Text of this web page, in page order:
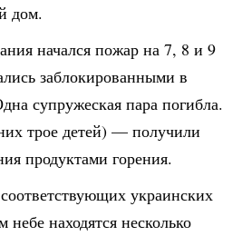
дом.
начался пожар на 7, 8 и 9
заблокированными в
супружеская пара погибла.
трое детей) — получили
продуктами горения.
украинских
находятся несколько